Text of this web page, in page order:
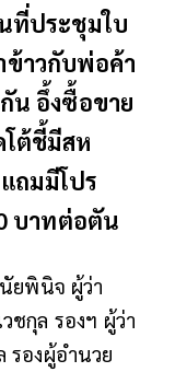
ที่ประชุมใบ
าวกับพ่อค้า
น อึ้งซื้อขาย
โต้ชี้มีสห
ถมมีโปร
บาทต่อตัน
ยพินิจ ผู้ว่า
ชกุล รองฯ ผู้ว่า
องผู้อำนวย